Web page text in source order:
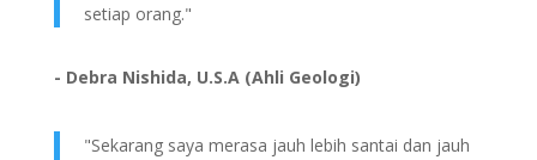
setiap orang."
- Debra Nishida, U.S.A (Ahli Geologi)
"Sekarang saya merasa jauh lebih santai dan jauh